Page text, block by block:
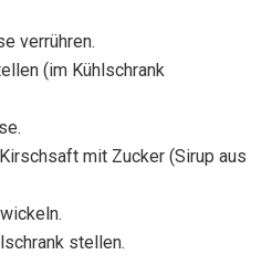
verrühren.
(im Kühlschrank
mit Zucker (Sirup aus
stellen.